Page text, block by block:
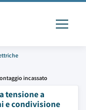
incassato
tensione a
e condivisione